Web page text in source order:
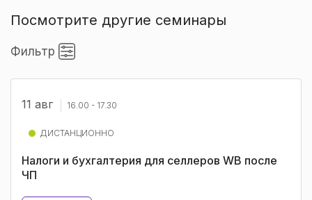
Посмотрите другие семинары
Фильтр
11 авг 16.00 - 17.30
ДИСТАНЦИОННО
Налоги и бухгалтерия для селлеров WB после
ЧП